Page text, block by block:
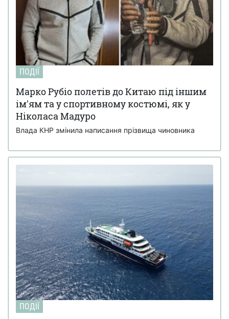
ПОДІЇ
Марко Рубіо полетів до Китаю під іншим
ім'ям та у спортивному костюмі, як у
Ніколаса Мадуро
Влада КНР змінила написання прізвища чиновника
ПОДІЇ